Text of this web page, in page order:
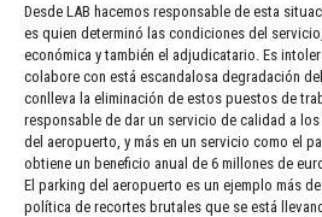
Desde LAB hacemos responsable de esta
es quien determinó las condiciones del
económica y también el adjudicatario. Es
colabore con está escandalosa degradación
conlleva la eliminación de estos puestos de
responsable de dar un servicio de calidad a
del aeropuerto, y más en un servicio como el
obtiene un beneficio anual de 6 millones de
El parking del aeropuerto es un ejemplo más
política de recortes brutales que se está